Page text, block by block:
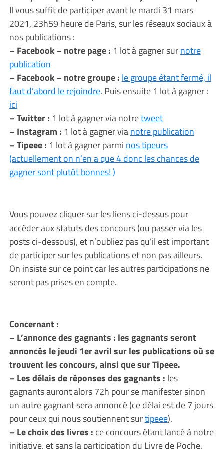
Il vous suffit de participer avant le mardi 31 mars
2021, 23h59 heure de Paris, sur les réseaux sociaux à
nos publications :
– Facebook – notre page : 1 lot à gagner surnotre
publication
– Facebook – notre groupe : le groupe étant fermé, il
faut d’abord le rejoindre. Puis ensuite 1 lot à gagner :
ici
– Twitter : 1 lot à gagner via notretweet
– Instagram : 1 lot à gagner vianotre publication
– Tipeee : 1 lot à gagner parmi nos tipeurs
(actuellement on n’en a que 4 donc les chances de
gagner sont plutôt bonnes! )
Vous pouvez cliquer sur les liens ci-dessus pour
accéder aux statuts des concours (ou passer via les
posts ci-dessous), et n’oubliez pas qu’il est important
de participer sur les publications et non pas ailleurs.
On insiste sur ce point car les autres participations ne
seront pas prises en compte.
Concernant :
– L’annonce des gagnants : les gagnants seront
annoncés le jeudi 1er avril sur les publications où se
trouvent les concours, ainsi que sur Tipeee.
– Les délais de réponses des gagnants : les
gagnants auront alors 72h pour se manifester sinon
un autre gagnant sera annoncé (ce délai est de 7 jours
pour ceux qui nous soutiennent surtipeee).
– Le choix des livres : ce concours étant lancé à notre
initiative, et sans la participation du Livre de Poche,